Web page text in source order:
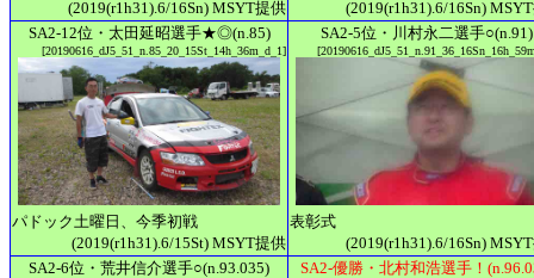
(2019(r1h31).6/16Sn) MSYT提供
(2019(r1h31).6/16Sn)
SA2-12位・太田延昭選手★◎(n.85)
[20190616_dJ5_51_n.85_20_15St_14h_36m_d_1]
パドック土曜日、今季初戦
(2019(r1h31).6/15St) MSYT提供
SA2-5位・川村永二選手○(n.91)
表彰式
(2019(r1h31).6/16Sn)
SA2-6位・荒井信介選手○(n.93.035)
SA2-優勝・北村和浩選手！